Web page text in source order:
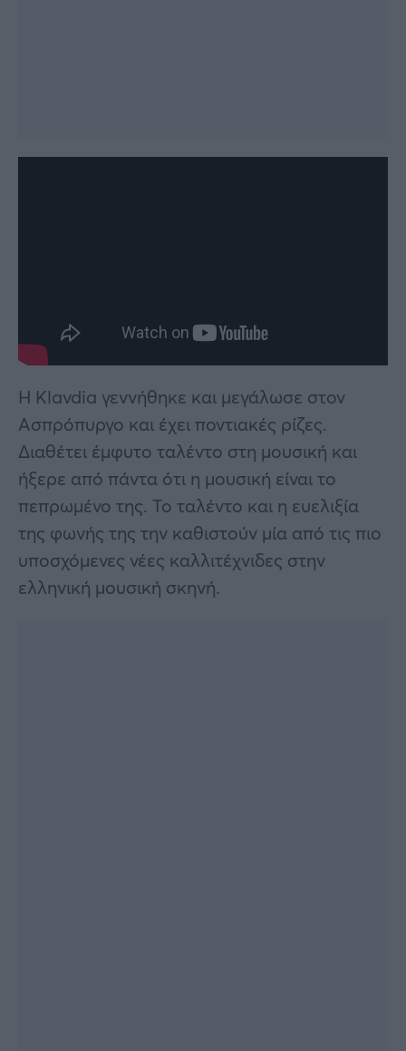
H Klavdia γεννήθηκε και μεγάλωσε στον
Ασπρόπυργο και έχει ποντιακές ρίζες.
Διαθέτει έμφυτο ταλέντο στη μουσική και
ήξερε από πάντα ότι η μουσική είναι το
πεπρωμένο της. Το ταλέντο και η ευελιξία
της φωνής της την καθιστούν μία από τις πιο
υποσχόμενες νέες καλλιτέχνιδες στην
ελληνική μουσική σκηνή.